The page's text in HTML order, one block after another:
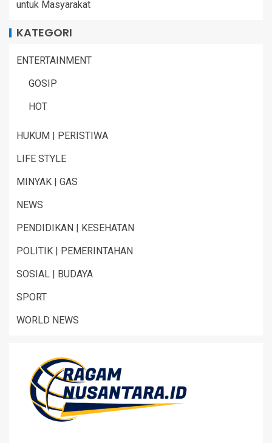
untuk Masyarakat
KATEGORI
ENTERTAINMENT
GOSIP
HOT
HUKUM | PERISTIWA
LIFE STYLE
MINYAK | GAS
NEWS
PENDIDIKAN | KESEHATAN
POLITIK | PEMERINTAHAN
SOSIAL | BUDAYA
SPORT
WORLD NEWS